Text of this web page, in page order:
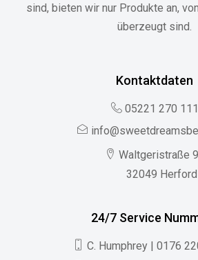
sind, bieten wir nur Produkte an,
überzeugt sind.
Kontaktdaten
05221 270 111
Waltgeristraße
32049 Herford
24/7 Service
C. Humphrey | 0176